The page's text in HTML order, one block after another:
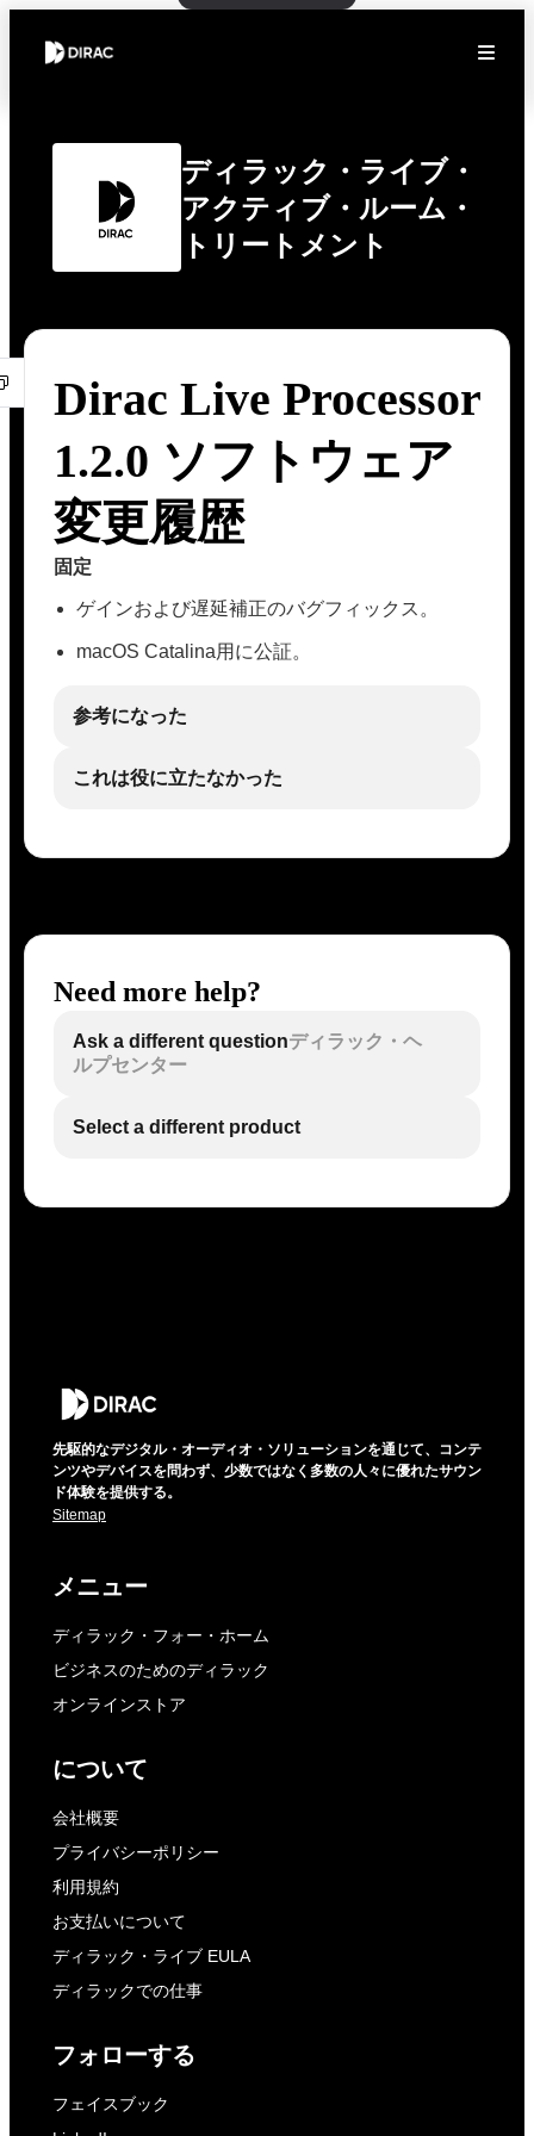
ディラック・ライブ・
アクティブ・ルーム・
トリートメント
Dirac Live Processor
1.2.0 ソフトウェア
変更履歴
固定
ゲインおよび遅延補正のバグフィックス。
macOS Catalina用に公証。
参考になった
これは役に立たなかった
Need more help?
Ask a different questionディラック・ヘ
ルプセンター
Select a different product
先駆的なデジタル・オーディオ・ソリューションを通じて、コンテ
ンツやデバイスを問わず、少数ではなく多数の人々に優れたサウン
ド体験を提供する。
Sitemap
メニュー
ディラック・フォー・ホーム
ビジネスのためのディラック
オンラインストア
について
会社概要
プライバシーポリシー
利用規約
お支払いについて
ディラック・ライブ EULA
ディラックでの仕事
フォローする
フェイスブック